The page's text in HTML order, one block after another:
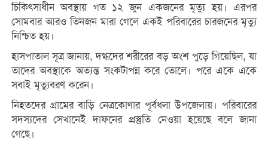
চিকিৎসাধীন অবস্থায় গত ১২ জুন একজনের মৃত্যু হয়। এরপর
সোমবার আরও তিনজন মারা গেলে একই পরিবারের চারজনের মৃত্যু
নিশ্চিত হয়।
হাসপাতাল সূত্র জানায়, দগ্ধদের শরীরের বড় অংশ পুড়ে গিয়েছিল, যা
তাদের অবস্থাকে অত্যন্ত সংকটাপন্ন করে তোলে। পরে একে একে
সবাই মৃত্যুবরণ করেন।
নিহতদের গ্রামের বাড়ি নেত্রকোণার পূর্বধলা উপজেলায়। পরিবারের
সদস্যদের সেখানেই দাফনের প্রস্তুতি নেওয়া হয়েছে বলে জানা
গেছে।